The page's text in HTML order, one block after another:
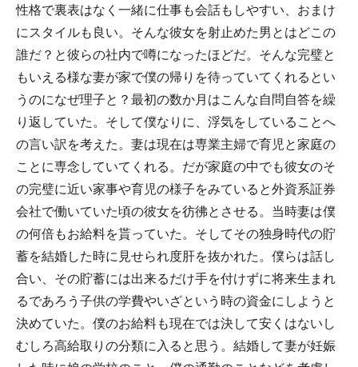
性格で裏表はなく一緒に仕事も会話もしやすい、おまけ
にスタイルも良い。そんな彼女を射止めた男とはどこの
誰だ？と彼らの社内で噂になったほどだ。そんな完璧と
もいえる様な妻が家で僕の帰りを待っていてくれるとい
うのになぜ理子と？最初の数か月はこんな自問自答を繰
り返していた。そして僕なりに、浮気をしていることへ
の言い訳を考えた。妻は現在は専業主婦で育児と家庭の
ことに専念していてくれる。だが家庭の中でも彼女のそ
の完璧に近い家事や育児の様子をみていると外資系証券
会社で働いていた頃の彼女を彷彿とさせる。当時妻は僕
の何倍もお給料を貰っていた。そしてその独身時代の貯
蓄を結婚した時に見せられ度肝を抜かれた。僕らは話し
合い、その貯蓄には出来るだけ手を付けずに将来生まれ
るであろう子供の学費やいざという時の資金にしようと
決めていた。僕のお給料も現在では決して安くはないし
むしろ高給取りの分類に入ると思う。結婚して妻が妊娠